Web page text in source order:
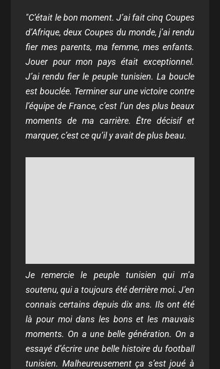
"C’était le bon moment. J’ai fait cinq Coupes
d’Afrique, deux Coupes du monde, j’ai rendu
fier mes parents, ma femme, mes enfants.
Jouer pour mon pays était exceptionnel.
J’ai rendu fier le peuple tunisien. La boucle
est bouclée. Terminer sur une victoire contre
l’équipe de France, c’est l’un des plus beaux
moments de ma carrière. Être décisif et
marquer, c’est ce qu’il y avait de plus beau.
Je remercie le peuple tunisien qui m’a
soutenu, qui a toujours été derrière moi. J’en
connais certains depuis dix ans. Ils ont été
là pour moi dans les bons et les mauvais
moments. On a une belle génération. On a
essayé d’écrire une belle histoire du football
tunisien. Malheureusement ça s’est joué à